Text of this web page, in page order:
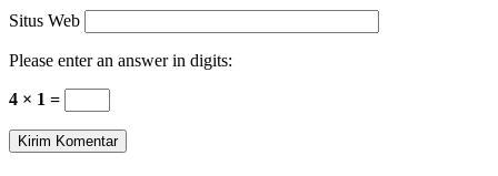
Situs Web
Please enter an answer in digits:
4 × 1 =